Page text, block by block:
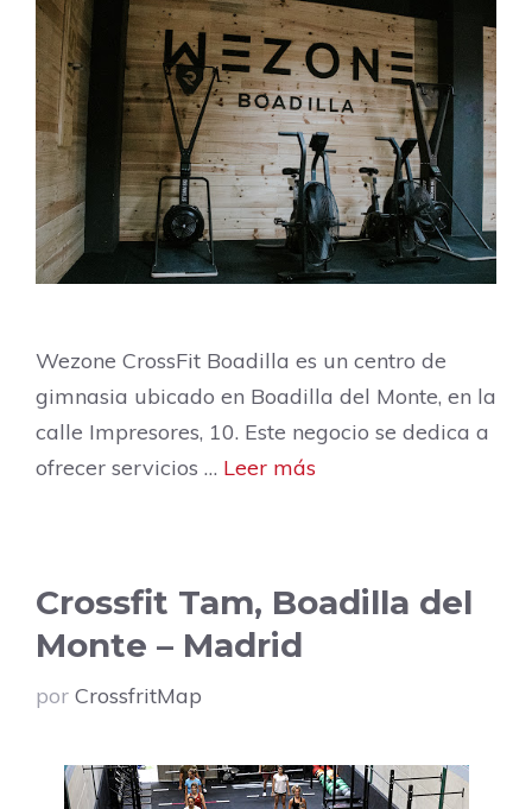
Wezone CrossFit Boadilla es un centro de
gimnasia ubicado en Boadilla del Monte, en la
calle Impresores, 10. Este negocio se dedica a
ofrecer servicios … Leer más
Crossfit Tam, Boadilla del
Monte – Madrid
por CrossfritMap